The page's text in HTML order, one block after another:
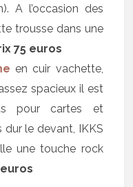
A l’occasion des
trousse dans une
75 euros
en cuir vachette,
spacieux il est
pour cartes et
dur le devant, IKKS
une touche rock